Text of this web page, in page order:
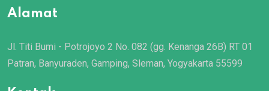
Alamat
Jl. Titi Bumi - Potrojoyo 2 No. 082 (gg. Kenanga 26B) RT 01
Patran, Banyuraden, Gamping, Sleman, Yogyakarta 55599